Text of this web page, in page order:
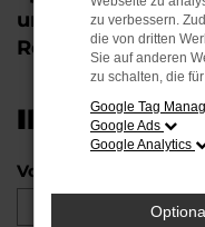
und finden die
Reise!
INTERESSE?
Vorname *
zu verbessern.
die von dritten
Sie auf anderen
zu schalten, die
Google Tag
Google Ads
Google Analytics